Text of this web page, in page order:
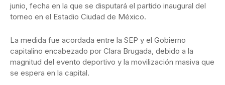
junio, fecha en la que se disputará el partido inaugural del
torneo en el Estadio Ciudad de México.
La medida fue acordada entre la SEP y el Gobierno
capitalino encabezado por Clara Brugada, debido a la
magnitud del evento deportivo y la movilización masiva que
se espera en la capital.